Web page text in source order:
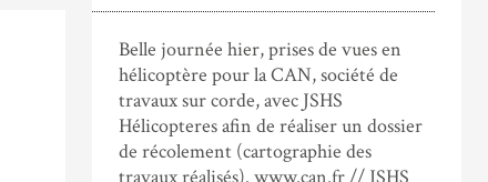
Belle journée hier, prises de vues en
hélicoptère pour la CAN, société de
travaux sur corde, avec JSHS
Hélicopteres afin de réaliser un dossier
de récolement (cartographie des
travaux réalisés). www.can.fr // JSHS